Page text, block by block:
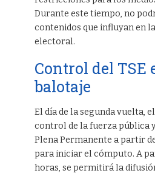
Durante este tiempo, no
contenidos que influyan en
electoral.
Control del TSE
balotaje
El día de la segunda vuelta,
control de la fuerza pública
Plena Permanente a partir
para iniciar el cómputo. A
horas, se permitirá la